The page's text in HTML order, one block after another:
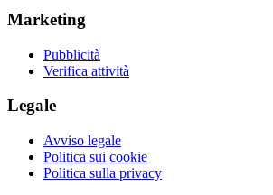
Marketing
Pubblicità
Verifica attività
Legale
Avviso legale
Politica sui cookie
Politica sulla privacy